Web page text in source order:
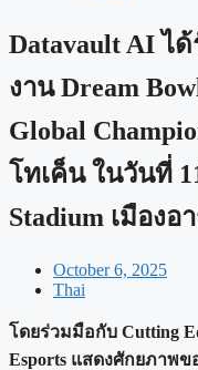
Datavault AI ไ
งาน Dream
Global
โทเค็น ในวันที่
Stadium เมืองอ
October 6, 2025
Thai
โดยร่วมมือกับ Cutting
Esports แสดงศักยภาพ